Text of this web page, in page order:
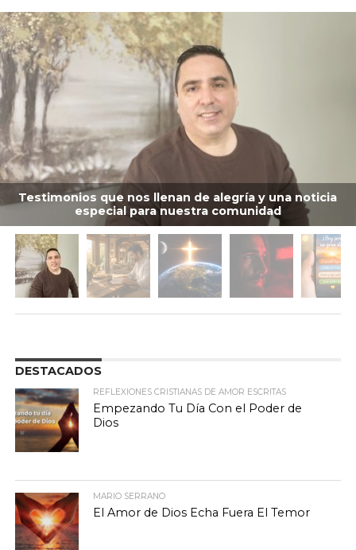
Testimonios que nos llenan de alegría y una noticia
especial para nuestra comunidad
DESTACADOS
REFLEXIONES CRISTIANAS DE AMOR ESCRITAS
Empezando Tu Día Con el Poder de
Dios
MARIO SERRANO
El Amor de Dios Echa Fuera El Temor